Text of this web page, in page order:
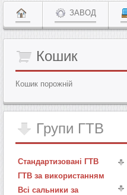
ЗАВОД
Кошик
Кошик порожній
Групи ГТВ
Стандартизовані ГТВ
ГТВ за використанням
Всі сальники за